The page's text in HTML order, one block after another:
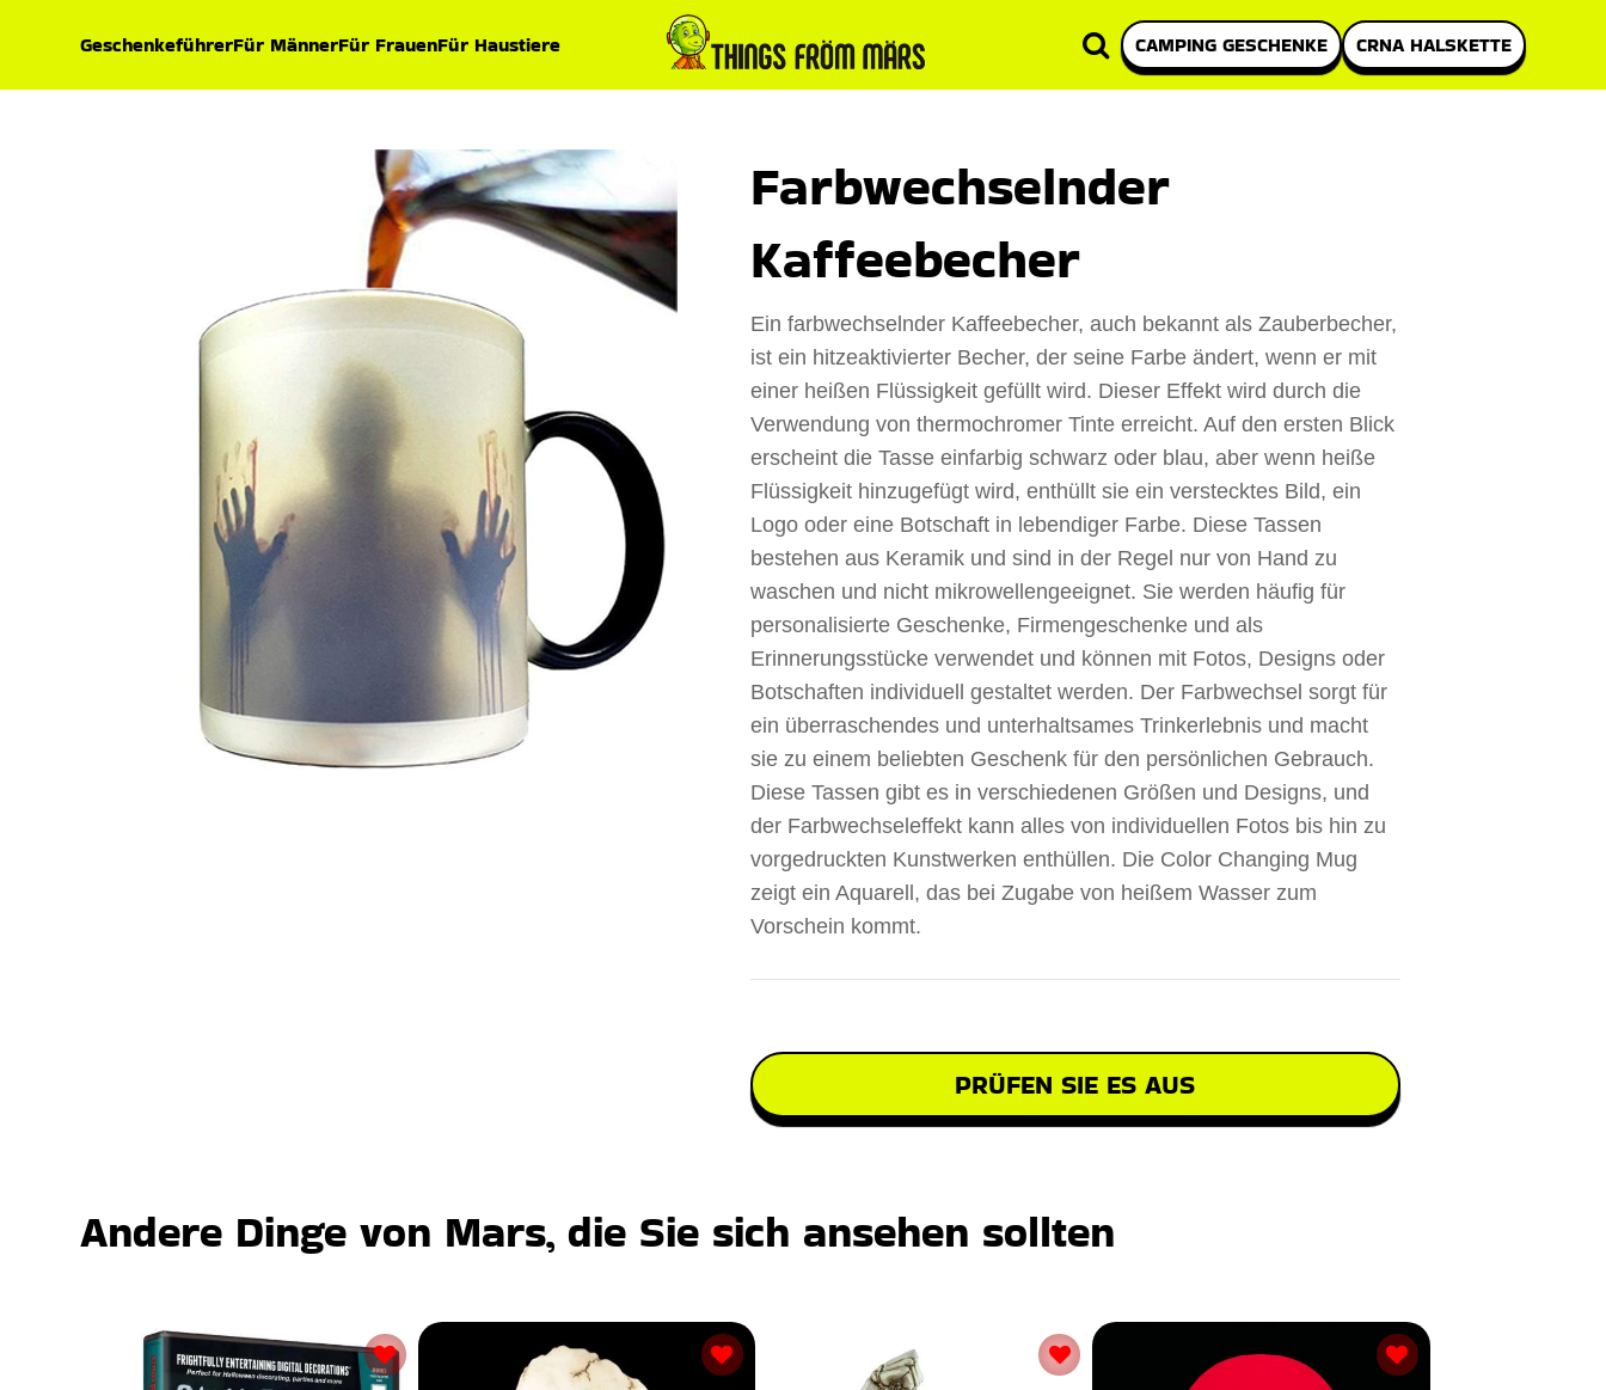
GeschenkeführerFür MännerFür FrauenFür Haustiere CAMPING GESCHENKE CRNA HALSKETTE
Farbwechselnder
Kaffeebecher
Ein farbwechselnder Kaffeebecher, auch bekannt als Zauberbecher,
ist ein hitzeaktivierter Becher, der seine Farbe ändert, wenn er mit
einer heißen Flüssigkeit gefüllt wird. Dieser Effekt wird durch die
Verwendung von thermochromer Tinte erreicht. Auf den ersten Blick
erscheint die Tasse einfarbig schwarz oder blau, aber wenn heiße
Flüssigkeit hinzugefügt wird, enthüllt sie ein verstecktes Bild, ein
Logo oder eine Botschaft in lebendiger Farbe. Diese Tassen
bestehen aus Keramik und sind in der Regel nur von Hand zu
waschen und nicht mikrowellengeeignet. Sie werden häufig für
personalisierte Geschenke, Firmengeschenke und als
Erinnerungsstücke verwendet und können mit Fotos, Designs oder
Botschaften individuell gestaltet werden. Der Farbwechsel sorgt für
ein überraschendes und unterhaltsames Trinkerlebnis und macht
sie zu einem beliebten Geschenk für den persönlichen Gebrauch.
Diese Tassen gibt es in verschiedenen Größen und Designs, und
der Farbwechseleffekt kann alles von individuellen Fotos bis hin zu
vorgedruckten Kunstwerken enthüllen. Die Color Changing Mug
zeigt ein Aquarell, das bei Zugabe von heißem Wasser zum
Vorschein kommt.
PRÜFEN SIE ES AUS
Andere Dinge von Mars, die Sie sich ansehen sollten